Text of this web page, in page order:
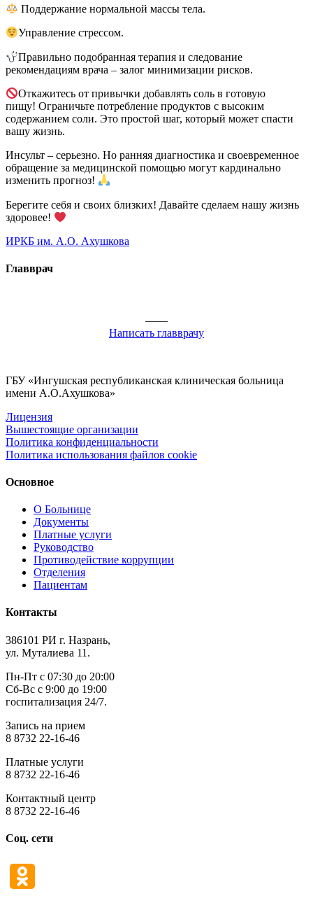
Поддержание нормальной массы тела.
Управление стрессом.
Правильно подобранная терапия и следование
рекомендациям врача – залог минимизации рисков.
Откажитесь от привычки добавлять соль в готовую
пищу! Ограничьте потребление продуктов с высоким
содержанием соли. Это простой шаг, который может спасти
вашу жизнь.
Инсульт – серьезно. Но ранняя диагностика и своевременное
обращение за медицинской помощью могут кардинально
изменить прогноз!
Берегите себя и своих близких! Давайте сделаем нашу жизнь
здоровее!
ИРКБ им. А.О. Ахушкова
Главврач
——
Написать главврачу
ГБУ «Ингушская республиканская клиническая больница
имени А.О.Ахушкова»
Лицензия
Вышестоящие организации
Политика конфиденциальности
Политика использования файлов cookie
Основное
О Больнице
Документы
Платные услуги
Руководство
Противодействие коррупции
Отделения
Пациентам
Контакты
386101 РИ г. Назрань,
ул. Муталиева 11.
Пн-Пт с 07:30 до 20:00
Сб-Вс с 9:00 до 19:00
госпитализация 24/7.
Запись на прием
8 8732 22-16-46
Платные услуги
8 8732 22-16-46
Контактный центр
8 8732 22-16-46
Соц. сети